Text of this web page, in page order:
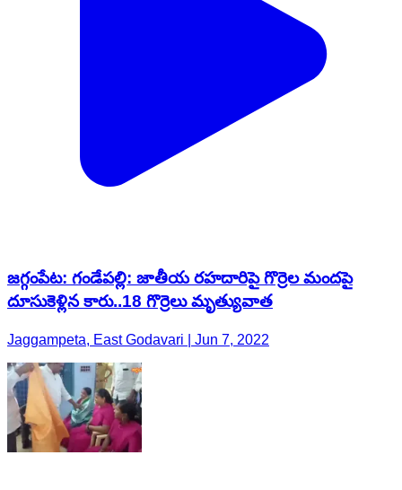
జగ్గంపేట: గండేపల్లి: జాతీయ రహదారిపై గొర్రెల మందపై
దూసుకెళ్లిన కారు..18 గొర్రెలు మృత్యువాత‌
Jaggampeta, East Godavari | Jun 7, 2022